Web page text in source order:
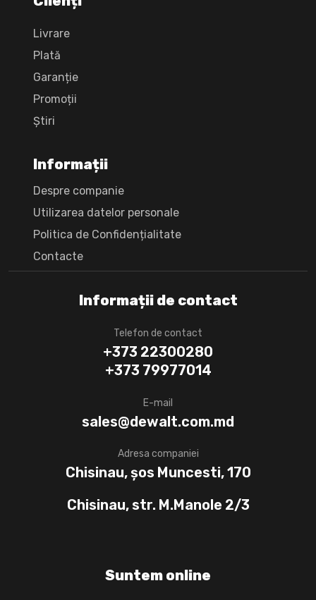
Informații de contact
Telefon de contact
+373 22300280
+373 79977014
E-mail
sales@dewalt.com.md
Adresa companiei
Chisinau, șos Muncesti, 170
Chisinau, str. M.Manole 2/3
Livrare
Plată
Garanție
Promoții
Știri
Informații
Despre companie
Utilizarea datelor personale
Politica de Confidențialitate
Сontacte
Suntem online